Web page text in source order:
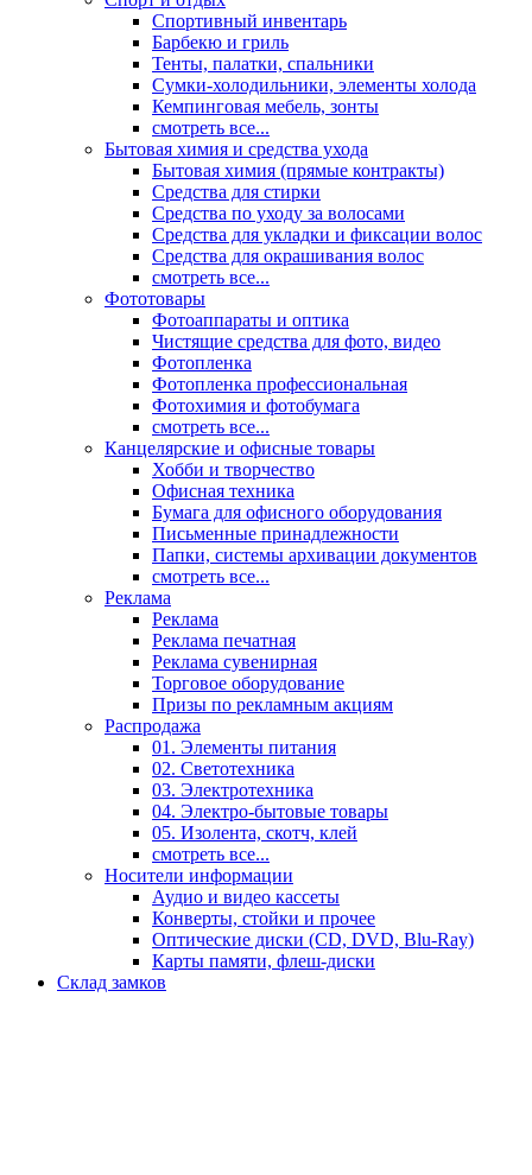
Спортивный инвентарь
Барбекю и гриль
Тенты, палатки, спальники
Сумки-холодильники, элементы холода
Кемпинговая мебель, зонты
смотреть все...
Бытовая химия и средства ухода
Бытовая химия (прямые контракты)
Средства для стирки
Средства по уходу за волосами
Средства для укладки и фиксации волос
Средства для окрашивания волос
смотреть все...
Фототовары
Фотоаппараты и оптика
Чистящие средства для фото, видео
Фотопленка
Фотопленка профессиональная
Фотохимия и фотобумага
смотреть все...
Канцелярские и офисные товары
Хобби и творчество
Офисная техника
Бумага для офисного оборудования
Письменные принадлежности
Папки, системы архивации документов
смотреть все...
Реклама
Реклама
Реклама печатная
Реклама сувенирная
Торговое оборудование
Призы по рекламным акциям
Распродажа
01. Элементы питания
02. Светотехника
03. Электротехника
04. Электро-бытовые товары
05. Изолента, скотч, клей
смотреть все...
Носители информации
Аудио и видео кассеты
Конверты, стойки и прочее
Оптические диски (CD, DVD, Blu-Ray)
Карты памяти, флеш-диски
Склад замков